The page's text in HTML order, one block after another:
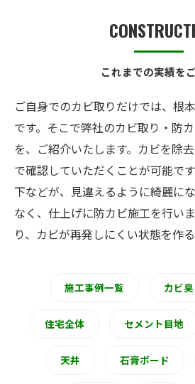
これまでの実績を
ご自身でのカビ取りだけでは、根
です。そこで弊社のカビ取り・防
を、ご紹介いたします。カビを除
で確認していただくことが可能で
下などが、見違えるように綺麗に
なく、仕上げに防カビ施工を行い
り、カビが再発しにくい状態を作
施工事例一覧 カビ臭
住宅全体 セメント目地
天井 石膏ボード